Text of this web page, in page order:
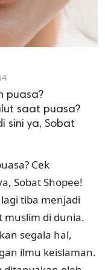
puasa?
saat puasa?
sini ya, Sobat
Cek
Sobat Shopee!
tiba menjadi
muslim di dunia.
segala hal,
ilmu keislaman.